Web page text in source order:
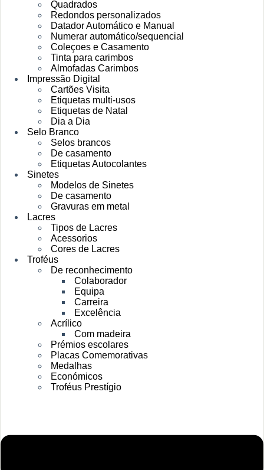
Quadrados
Redondos personalizados
Datador Automático e Manual
Numerar automático/sequencial
Coleçoes e Casamento
Tinta para carimbos
Almofadas Carimbos
Impressão Digital
Cartões Visita
Etiquetas multi-usos
Etiquetas de Natal
Dia a Dia
Selo Branco
Selos brancos
De casamento
Etiquetas Autocolantes
Sinetes
Modelos de Sinetes
De casamento
Gravuras em metal
Lacres
Tipos de Lacres
Acessorios
Cores de Lacres
Troféus
De reconhecimento
Colaborador
Equipa
Carreira
Excelência
Acrílico
Com madeira
Prémios escolares
Placas Comemorativas
Medalhas
Económicos
Troféus Prestígio